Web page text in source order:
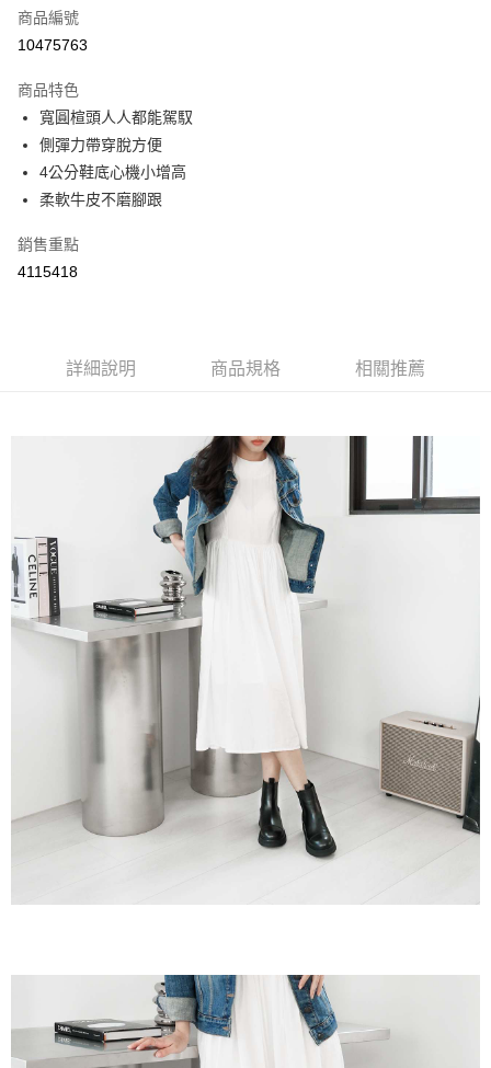
超商取貨付款
Apple Pay
街口支付
悠遊付
Google Pay
AFTEE先享後付
便利好安心！
【「AFTEE先享後付」結帳流程】
１．於結帳方式選擇「AFTEE先享後付」後，將跳轉至「AFTEE先享後付」
結帳頁面，進行簡訊認證並確認金額後，即可完成結帳。
２．訂單成立數日內，您將收到繳費通知簡訊。
３．收到繳費通知簡訊後14天內，點擊此簡訊中的連結，可透過四大超商／
ATM／網路銀行／等多元方式進行付款，方視為交易完成。
※ 請注意：結帳手續完成當下不需立刻繳費，但若您需要取消訂單，請聯絡
購買商品的店家。未經商家同意取消之訂單仍視為有效，需透過AFTEE先享
後付繳納相關費用。
※ 交易是否成功請以「AFTEE先享後付 」之結帳頁面顯示為準，若有關於
是否繳費成功／繳費後需取消欲退款等相關疑問，請聯繫「AFTEE先享後付
１．透過由恩沛科技股份有限公司提供之「AFTEE先享後付」服務完成之交
易，需依本服務之必要範圍內提供個人資料，並將交易相關給付款項請求債
權轉讓予恩沛科技股份有限公司。
２．關於個人資料處理事宜，請瀏覽以下網址：
https://aftee.tw/terms/#terms3
３．未成年的使用者請事先徵得法定代理人或監護人之同意方可使用
「AFTEE先享後付」，若未經同意申辦者引起之損失，本公司不負相關責
恩沛科技股份有限公司將有權停止該用戶之使用額度並採取法律行動。
每筆NT$60，滿NT$800(含以上)免運費
每筆NT$60，滿NT$800(含以上)免運費
7-11取貨付款
每筆NT$60，滿NT$800(含以上)免運費
付款後7-11取貨
每筆NT$60，滿NT$800(含以上)免運費
每筆NT$60，滿NT$800(含以上)免運費
每筆NT$255
商品編號
10475763
商品特色
寬圓楦頭人人都能駕馭
側彈力帶穿脫方便
4公分鞋底心機小增高
柔軟牛皮不磨腳跟
銷售重點
4115418
詳細說明 商品規格 相關推薦